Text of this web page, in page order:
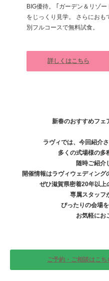
BIG優待。 ｢ガーデン＆リゾ
をじっくり見学。 さらにお
別フルコースで無料試食。
詳しくはこちら
新春のおすすめフェ
ラヴィでは、今回紹介
多くの式場様の多
随時ご紹介
開催情報はラヴィウェディング
ぜひ滋賀県密着20年以上
専属スタッフ
ぴったりの会場
お気軽にお
ご予約・ご相談はこち